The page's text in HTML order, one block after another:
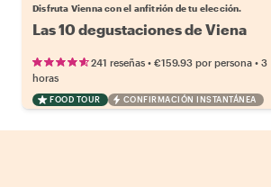
Disfruta Vienna con el anfitrión de tu elección.
Las 10 degustaciones de Viena
241 reseñas • €159.93 por persona • 3
horas
FOOD TOUR CONFIRMACIÓN INSTANTÁNEA